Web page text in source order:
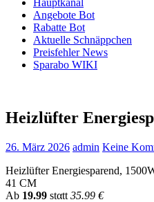
Hauptkanal
Angebote Bot
Rabatte Bot
Aktuelle Schnäppchen
Preisfehler News
Sparabo WIKI
Heizlüfter
26. März 2026 admin Keine
Heizlüfter Energiesparend,
41 CM
Аb 19.99 stαtt 35.99 €